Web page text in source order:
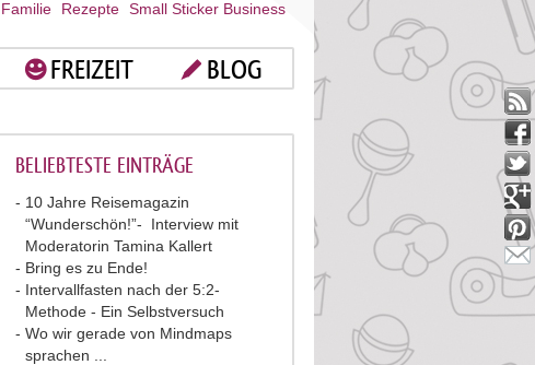
Familie Rezepte Small Sticker Business
FREIZEIT BLOG
BELIEBTESTE EINTRÄGE
10 Jahre Reisemagazin
“Wunderschön!”- Interview mit
Moderatorin Tamina Kallert
Bring es zu Ende!
Intervallfasten nach der 5:2-
Methode - Ein Selbstversuch
Wo wir gerade von Mindmaps
sprachen ...